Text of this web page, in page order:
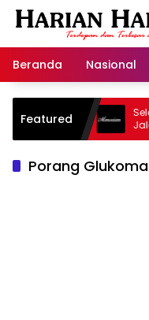
Langsung
Beranda
Nasional
Featured
Warisan
Selamat
Jalan
Porang